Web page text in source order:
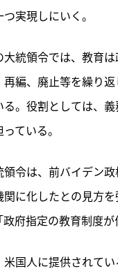
実現しにいく。
統領令では、教育
再編、廃止等を繰り
る。役割としては、
ている。
令は、前バイデン
関に化したとの見方
政府指定の教育制度
国人に提供されて